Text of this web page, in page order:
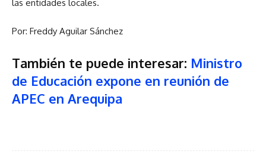
las entidades locales.
Por: Freddy Aguilar Sánchez
También te puede interesar: Ministro
de Educación expone en reunión de
APEC en Arequipa